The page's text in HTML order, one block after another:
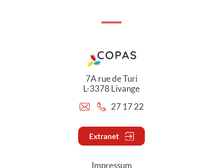
7A rue de Turi
L-3378 Livange
27 17 22
Extranet
Impressum